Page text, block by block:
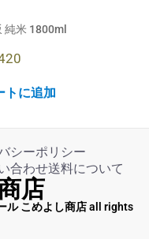
純米 1800ml
トに追加
シーポリシー
合わせ送料について
店
ル こめよし商店 all rights